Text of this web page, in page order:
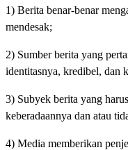
1) Berita benar-benar
mendesak;
2) Sumber berita yang
identitasnya, kredibel, dan
3) Subyek berita yang
keberadaannya dan atau
4) Media memberikan